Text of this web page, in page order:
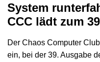
System
CCC lädt zum
Der Chaos Computer
ein, bei der 39. Ausgabe